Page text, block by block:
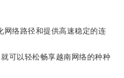
络路径和提供高速稳定的连
以轻松畅享越南网络的种种